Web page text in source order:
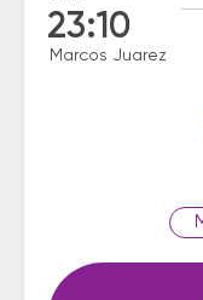
23:10
Marcos Juarez